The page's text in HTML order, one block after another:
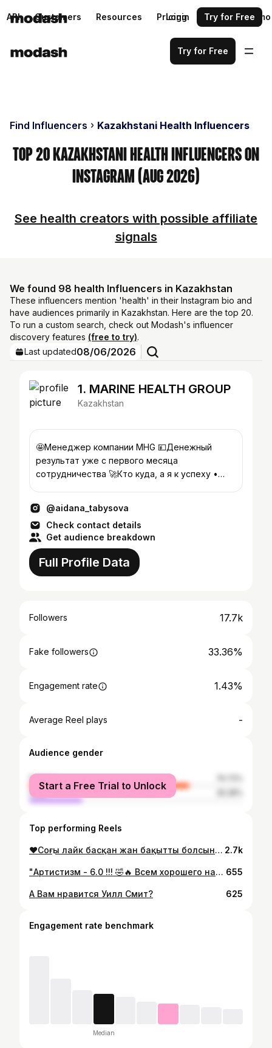
API Customers Resources Pricing Request a demo
Login Try for Free
Try for Free
Find Influencers Kazakhstani Health Influencers
Top 20 Kazakhstani Health Influencers on
Instagram (Aug 2026)
See health creators with possible affiliate
signals
We found 98 health Influencers in Kazakhstan
These influencers mention 'health' in their Instagram bio and
have audiences primarily in Kazakhstan. Here are the top 20.
To run a custom search, check out Modash's influencer
discovery features (free to try).
Last updated08/06/2026
1. MARINE HEALTH GROUP
Kazakhstan
🤩Менеджер компании MHG 💴Денежный
результат уже с первого месяца
сотрудничества 🚀Кто куда, а я к успеху •
@aidana_tabysova
Check contact details
Get audience breakdown
Full Profile Data
Followers 17.7k
Fake followers 33.36%
Engagement rate 1.43%
Average Reel plays -
Audience gender
female
male
Start a Free Trial to Unlock
Top performing Reels
❤️Соңғы лайк басқан жан бақытты болсын😍 реклама пост+сторис 500тг . ❤ 2 222 Лайк жинайық😍(тегін Лайк қой😅) . 😍ЭКРАНДЫ❤ЕКІ❤ РЕТ БАСЫҢЫЗ!!!😙💞 . ➖➖➖➖➖➖➖➖➖➖➖➖➖➖➖ ➖➖➖➖➖➖➖➖➖➖➖➖➖➖ ➖ . . #Қазақстан#отбасы#астана#алматы#орал#қызылорда#жаңалықтар#шокжаңалықтар#шымкент#семей#қарағанды#ақтөбе#news7k#ақтау#атырау#қостанай#тараз#петропавловск#павлодар#қызылорда#өскемен#караганда#костанай#жезказган#кокшетау#продамаккаунт #жанаозен"" 2.7k
"Артистизм - 6.0 !!! 🤣🔥 Всем хорошего настроения! #қазақпызғой" #прикол 655
А Вам нравится Уилл Смит? 625
Engagement rate benchmark
Median